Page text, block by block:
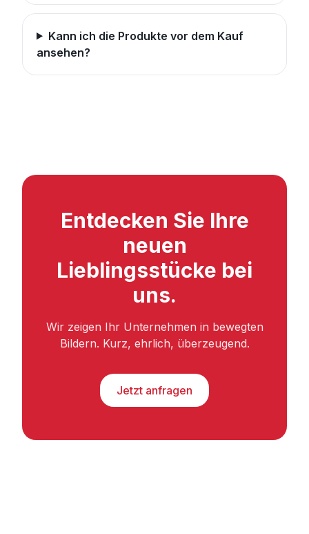
Kann ich die Produkte vor dem Kauf
ansehen?
Entdecken Sie Ihre
neuen
Lieblingsstücke bei
uns.
Wir zeigen Ihr Unternehmen in bewegten
Bildern. Kurz, ehrlich, überzeugend.
Jetzt anfragen